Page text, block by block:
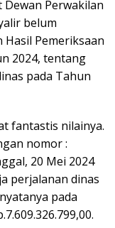
Perwakilan
belum
Pemeriksaan
2024, tentang
pada Tahun
fantastis nilainya.
nomor :
20 Mei 2024
perjalanan dinas
pada